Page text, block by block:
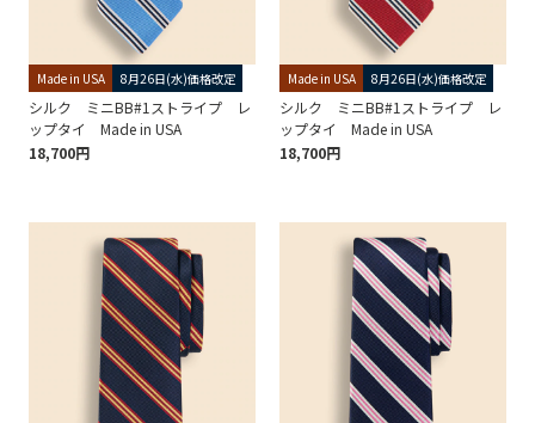
Made in USA 8月26日(水)価格改定
シルク ミニBB#1ストライプ レ
ップタイ Made in USA
18,700円
Made in USA 8月26日(水)価格改定
シルク ミニBB#1ストライプ レ
ップタイ Made in USA
18,700円